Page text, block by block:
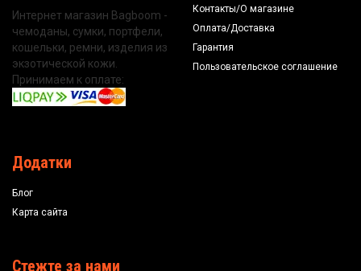
Интернет магазин Bagboom -
чемоданы, сумки, портфели,
кошельки, ремни, изделия из
экзотической кожи.
Принимаем к оплате:
Контакты/О магазине
Оплата/Доставка
Гарантия
Пользовательское соглашение
Додатки
Блог
Карта сайта
Стежте за нами